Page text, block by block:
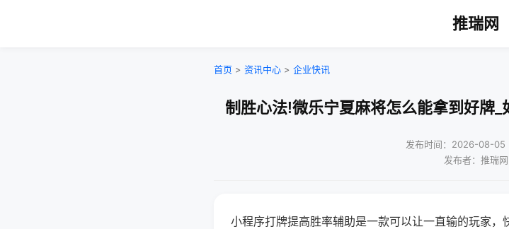
推瑞网
首页 > 资讯中心 > 企业快讯
制胜心法!微乐宁夏麻将怎么能拿到好牌
发布时间：2026-08-05
发布者：推瑞网
小程序打牌提高胜率辅助是一款可以让一直输的玩家，